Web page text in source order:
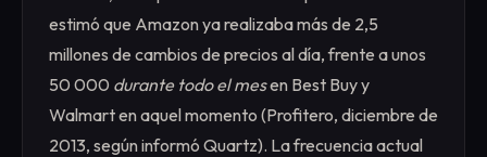
estimó que Amazon ya realizaba más de 2,5
millones de cambios de precios al día, frente a unos
50 000 durante todo el mesen Best Buy y
Walmart en aquel momento (Profitero, diciembre de
2013, según informó Quartz). La frecuencia actual